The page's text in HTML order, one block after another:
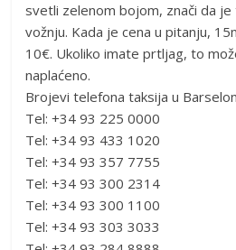
svetli zelenom bojom, znači da je
vožnju. Kada je cena u pitanju,
10€. Ukoliko imate prtljag, to
naplaćeno.
Brojevi telefona taksija u
Tel: +34 93 225 0000
Tel: +34 93 433 1020
Tel: +34 93 357 7755
Tel: +34 93 300 2314
Tel: +34 93 300 1100
Tel: +34 93 303 3033